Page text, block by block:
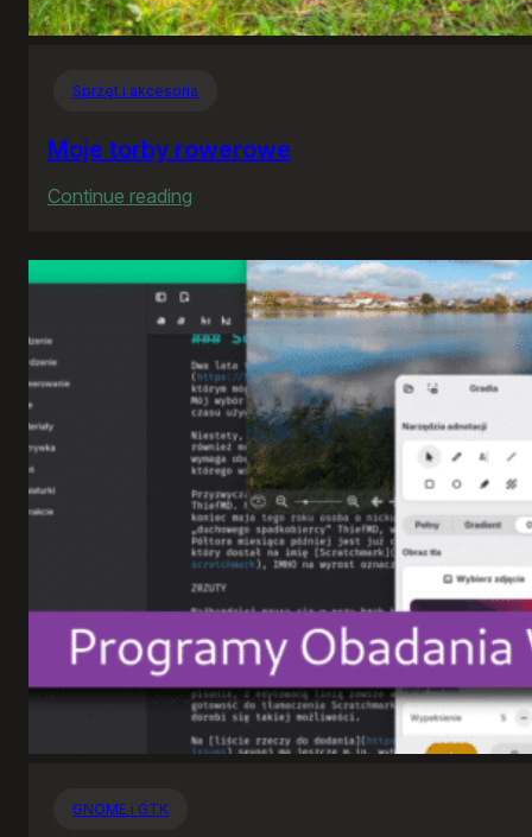
Sprzęt i akcesoria
Moje torby rowerowe
Continue reading
torby
rowerowe
GNOME i GTK